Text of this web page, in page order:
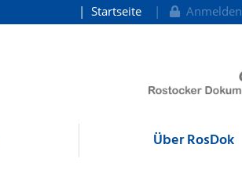
Startseite Anmelden
Über RosDok